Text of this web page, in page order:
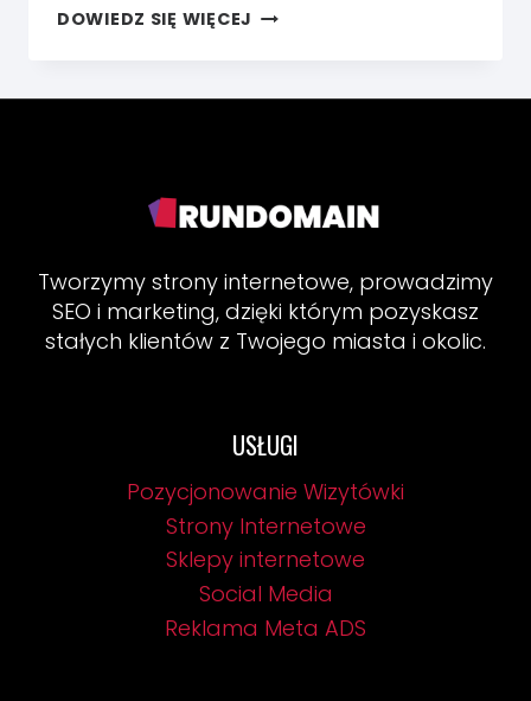
DOWIEDZ SIĘ WIĘCEJ MARKETING
NAPRAWDĘ
POMAGAJĄ
GRAFIK
Tworzymy strony internetowe, prowadzimy
SEO i marketing, dzięki którym pozyskasz
stałych klientów z Twojego miasta i okolic.
USŁUGI
Pozycjonowanie Wizytówki
Strony Internetowe
Sklepy internetowe
Social Media
Reklama Meta ADS